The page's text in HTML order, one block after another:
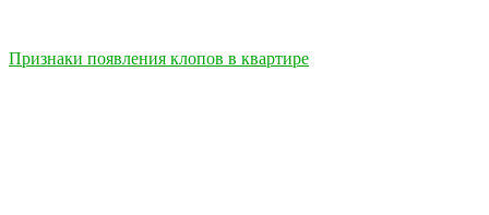
Признаки появления клопов в квартире